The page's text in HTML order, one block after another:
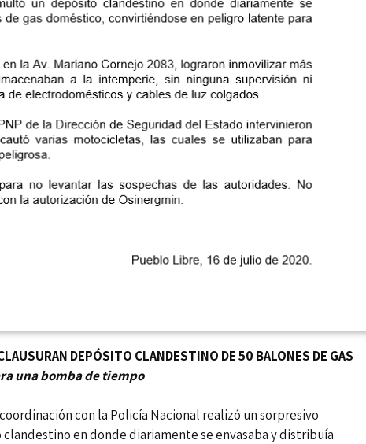
DEPÓSITO CLANDESTINO DE 50 BALONES DE GAS
una bomba de tiempo
con la Policía Nacional realizó un sorpresivo
en donde diariamente se envasaba y distribuía